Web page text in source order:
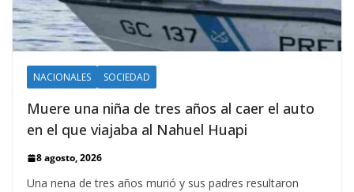
NACIONALES SOCIEDAD
Muere una niña de tres años al caer el auto
en el que viajaba al Nahuel Huapi
8 agosto, 2026
Una nena de tres años murió y sus padres resultaron